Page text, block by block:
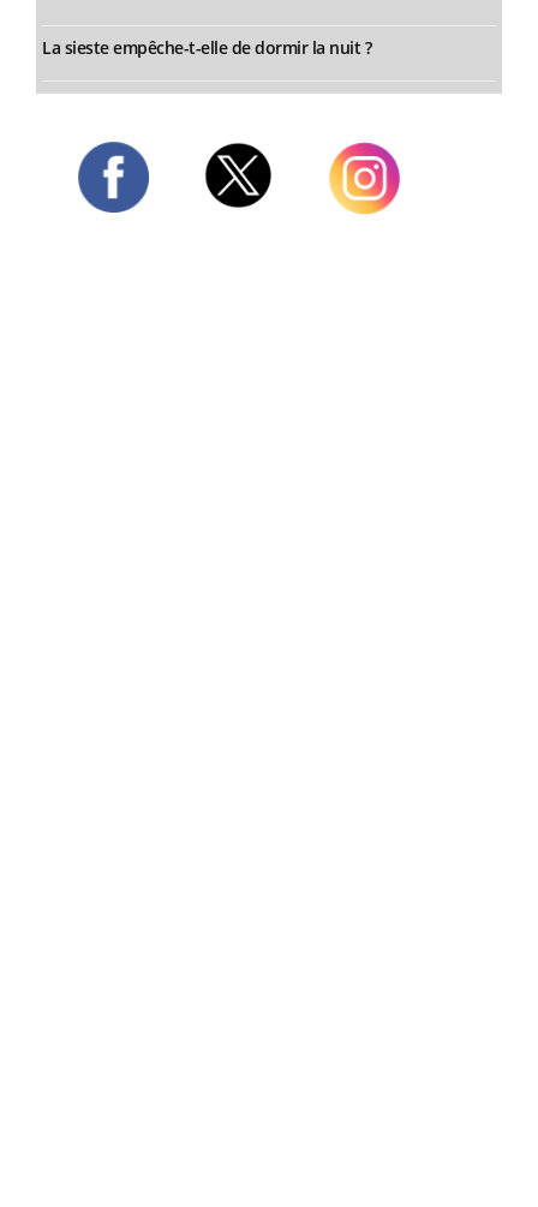
La sieste empêche-t-elle de dormir la nuit ?